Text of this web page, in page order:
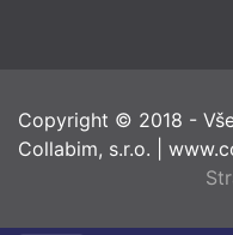
Copyright © 2018 -
Collabim, s.r.o.